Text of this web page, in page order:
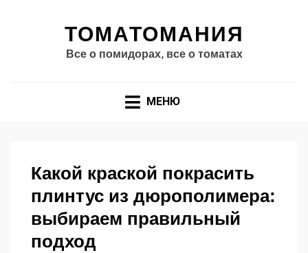
ТОМАТОМАНИЯ
Все о помидорах, все о томатах
МЕНЮ
Какой краской покрасить
плинтус из дюрополимера:
выбираем правильный
подход